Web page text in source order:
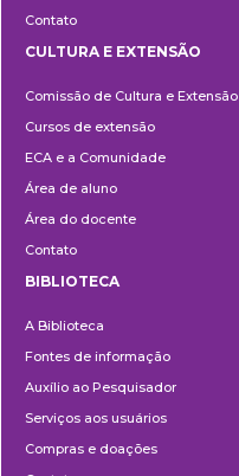
Contato
e
Extensão
CULTURA E EXTENSÃO
Comissão de Cultura e Extensão
Cursos de extensão
ECA e a Comunidade
Área de aluno
Área do docente
Contato
BIBLIOTECA
A Biblioteca
Fontes de informação
Auxílio ao Pesquisador
Serviços aos usuários
Compras e doações